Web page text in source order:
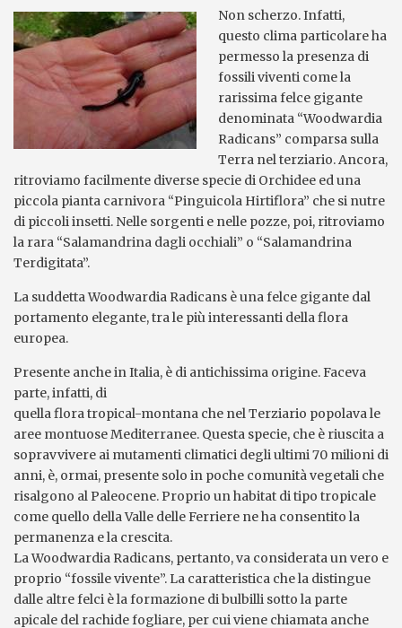
Non scherzo. Infatti,
questo clima particolare ha
permesso la presenza di
fossili viventi come la
rarissima felce gigante
denominata “Woodwardia
Radicans” comparsa sulla
Terra nel terziario. Ancora,
ritroviamo facilmente diverse specie di Orchidee ed una
piccola pianta carnivora “Pinguicola Hirtiflora” che si nutre
di piccoli insetti. Nelle sorgenti e nelle pozze, poi, ritroviamo
la rara “Salamandrina dagli occhiali” o “Salamandrina
Terdigitata”.
La suddetta Woodwardia Radicans è una felce gigante dal
portamento elegante, tra le più interessanti della flora
europea.
Presente anche in Italia, è di antichissima origine. Faceva
parte, infatti, di
quella flora tropical-montana che nel Terziario popolava le
aree montuose Mediterranee. Questa specie, che è riuscita a
sopravvivere ai mutamenti climatici degli ultimi 70 milioni di
anni, è, ormai, presente solo in poche comunità vegetali che
risalgono al Paleocene. Proprio un habitat di tipo tropicale
come quello della Valle delle Ferriere ne ha consentito la
permanenza e la crescita.
La Woodwardia Radicans, pertanto, va considerata un vero e
proprio “fossile vivente”. La caratteristica che la distingue
dalle altre felci è la formazione di bulbilli sotto la parte
apicale del rachide fogliare, per cui viene chiamata anche